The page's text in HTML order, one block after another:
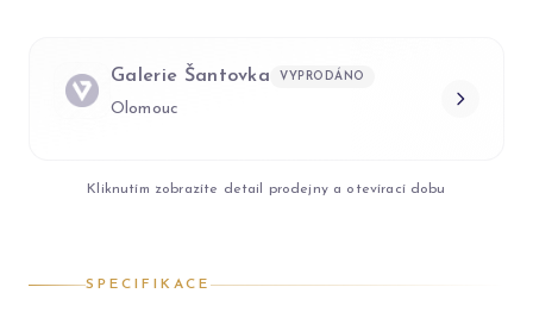
Galerie Šantovka VYPRODÁNO
Olomouc
Kliknutím zobrazíte detail prodejny a otevírací dobu
SPECIFIKACE